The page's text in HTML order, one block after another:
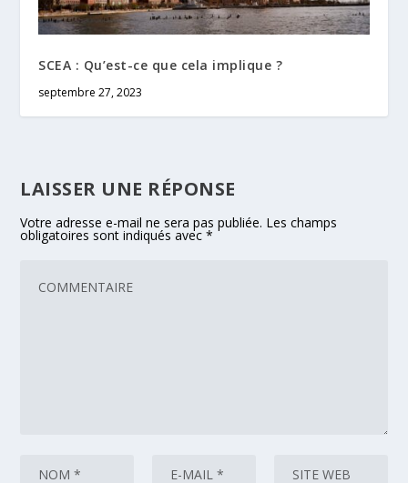
SCEA : Qu’est-ce que cela implique ?
septembre 27, 2023
LAISSER UNE RÉPONSE
Votre adresse e-mail ne sera pas publiée. Les champs
obligatoires sont indiqués avec*